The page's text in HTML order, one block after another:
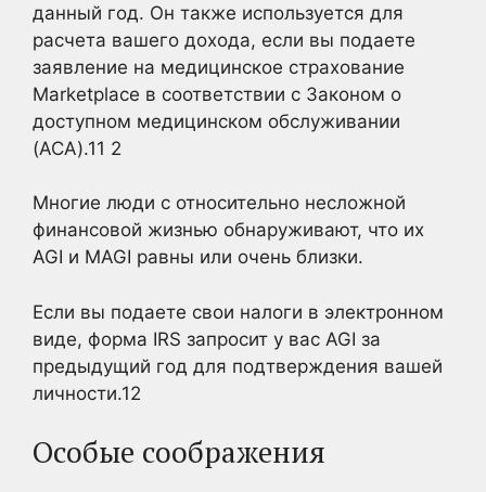
данный год. Он также используется для
расчета вашего дохода, если вы подаете
заявление на медицинское страхование
Marketplace в соответствии с Законом о
доступном медицинском обслуживании
(ACA).11 2
Многие люди с относительно несложной
финансовой жизнью обнаруживают, что их
AGI и MAGI равны или очень близки.
Если вы подаете свои налоги в электронном
виде, форма IRS запросит у вас AGI за
предыдущий год для подтверждения вашей
личности.12
Особые соображения